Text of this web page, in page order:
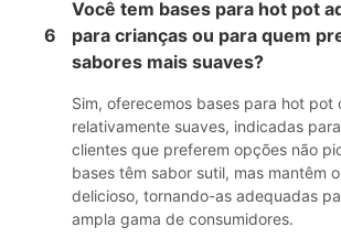
6
Você tem bases para hot pot
para crianças ou para quem
sabores mais suaves?
Sim, oferecemos bases para hot pot
relativamente suaves, indicadas
clientes que preferem opções não
bases têm sabor sutil, mas mantêm
delicioso, tornando-as adequadas
ampla gama de consumidores.